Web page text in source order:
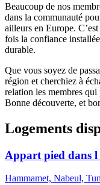
Beaucoup de nos
dans la communauté
ailleurs en Europe.
fois la confiance
durable.
Que vous soyez de
région et cherchiez à
relation les membres qui
Bonne découverte, et
Logements
Appart pied dans l
Hammamet, Nabeul,